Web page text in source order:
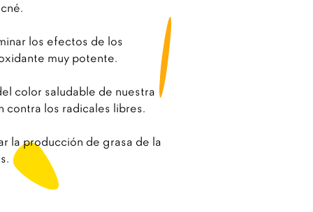
los efectos de los
muy potente.
color saludable de nuestra
contra los radicales libres.
la producción de grasa de la